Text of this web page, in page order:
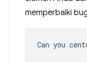
memperbaiki
Can you